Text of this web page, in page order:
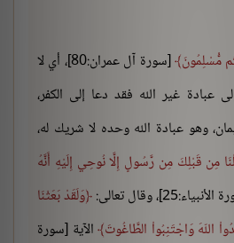
مُّسْلِمُونَ
[سورة آل عمران:80]، أي لا
عبادة غير الله فقد دعا إلى الكفر،
وهو عبادة الله وحده لا شريك له،
مِن قَبْلِكَ مِن رَّسُولٍ إِلَّا نُوحِي إِلَيْهِ أَنَّهُ
وقال تعالى:
وَلَقَدْ بَعَثْنَا
اللّهَ وَاجْتَنِبُواْ الطَّاغُوتَ الآية [سورة